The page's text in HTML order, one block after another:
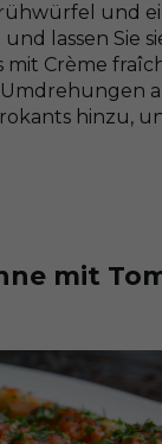
und
lassen Sie
mit Crème
Umdrehungen
hinzu,
mit